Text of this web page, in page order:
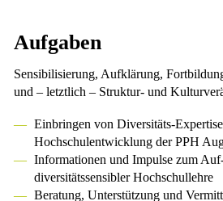
Aufgaben
Sensibilisierung, Aufklärung,
und – letztlich – Struktur- und
Einbringen von Diversitäts-
Hochschulentwicklung der PPH
Informationen und Impulse zum
diversitätssensibler Hochschullehre
Beratung, Unterstützung und